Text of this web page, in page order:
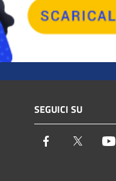
SEGUICI SU
Facebook Twitter